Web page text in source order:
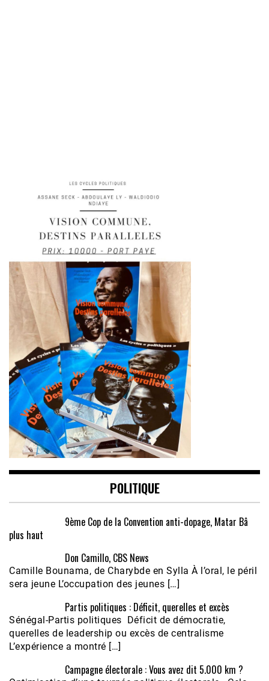
POLITIQUE
9ème Cop de la Convention anti-dopage, Matar Bâ
plus haut
Don Camillo, CBS News
Camille Bounama, de Charybde en Sylla À l’oral, le péril
sera jeune L’occupation des jeunes […]
Partis politiques : Déficit, querelles et excès
Sénégal-Partis politiques Déficit de démocratie,
querelles de leadership ou excès de centralisme
L’expérience a montré […]
Campagne électorale : Vous avez dit 5.000 km ?